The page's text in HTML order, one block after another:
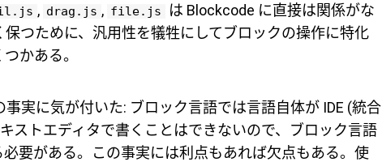
, drag.js , file.js
は Blockcode に直接は関係がな
つために、汎用性を犠牲にしてブロックの操作に特化
かある。
実に気が付いた: ブロック言語では言語自体が IDE (統合
ストエディタで書くことはできないので、ブロック言語
必要がある。この事実には利点もあれば欠点もある。使